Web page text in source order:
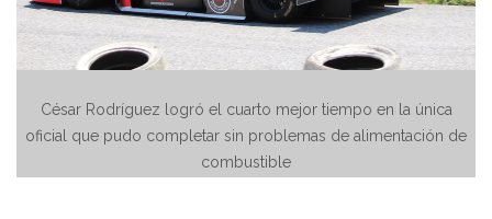
César Rodríguez logró el cuarto mejor tiempo en la única
oficial que pudo completar sin problemas de alimentación de
combustible